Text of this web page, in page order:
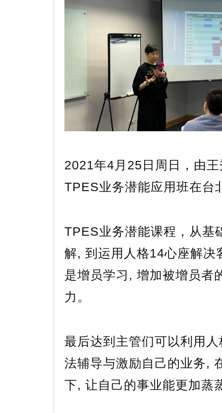
2021年4月25日周日，由
TPES业务潜能应用班在台
TPES业务潜能课程，从基
解, 到运用人格14心座解决
是增员学习, 增加被增员者
力。
最后达到主管们可以利用
法辅导与激励自己的业务,
下, 让自己的事业能更加蒸